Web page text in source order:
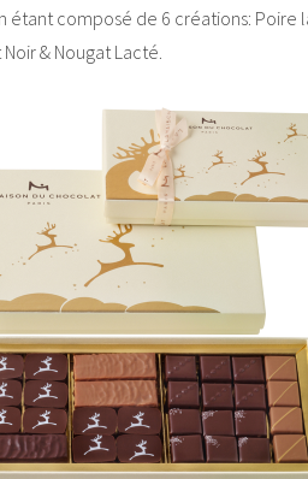
étant composé de 6 créations:
& Nougat Lacté.